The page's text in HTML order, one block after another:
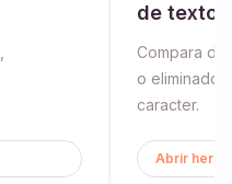
de texto
Compara
o
caracter.
Abrir